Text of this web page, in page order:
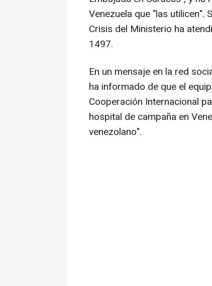
Venezuela que "las utilicen".
Crisis del Ministerio ha
1497.
En un mensaje en la red
ha informado de que el
Cooperación Internacional
hospital de campaña en
venezolano".